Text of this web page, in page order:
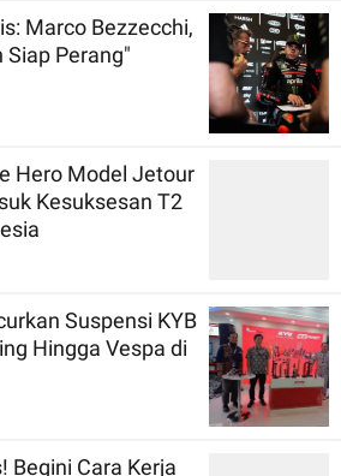
Marco Bezzecchi,
Siap Perang"
Hero Model Jetour
Kesuksesan T2
Suspensi KYB
Hingga Vespa di
Begini Cara Kerja